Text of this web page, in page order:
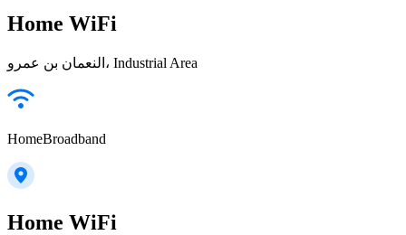
Home WiFi
النعمان بن عمرو، Industrial Area
HomeBroadband
Home WiFi